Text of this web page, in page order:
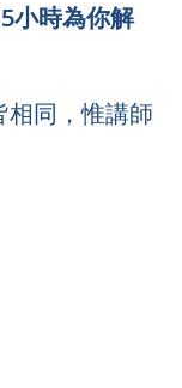
小時為你解
相同，惟講師